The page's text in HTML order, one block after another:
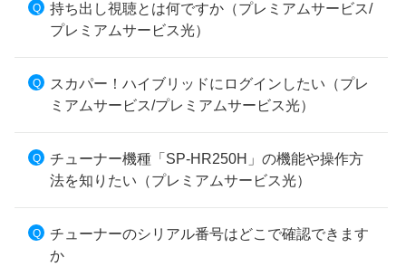
持ち出し視聴とは何ですか（プレミアムサービス/
プレミアムサービス光）
スカパー！ハイブリッドにログインしたい（プレ
ミアムサービス/プレミアムサービス光）
チューナー機種「SP-HR250H」の機能や操作方
法を知りたい（プレミアムサービス光）
チューナーのシリアル番号はどこで確認できます
か